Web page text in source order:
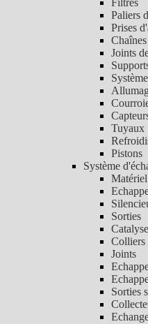
Filtres
Paliers
Prises
Joints
Tuyaux
Pistons
Système
Sorties
Colliers
Joints
Sorties